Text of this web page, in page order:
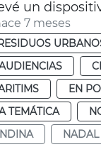
7 meses
EN
TEMÁTICA
NADAL